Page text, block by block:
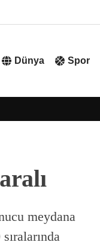
Dünya Spor
meydana